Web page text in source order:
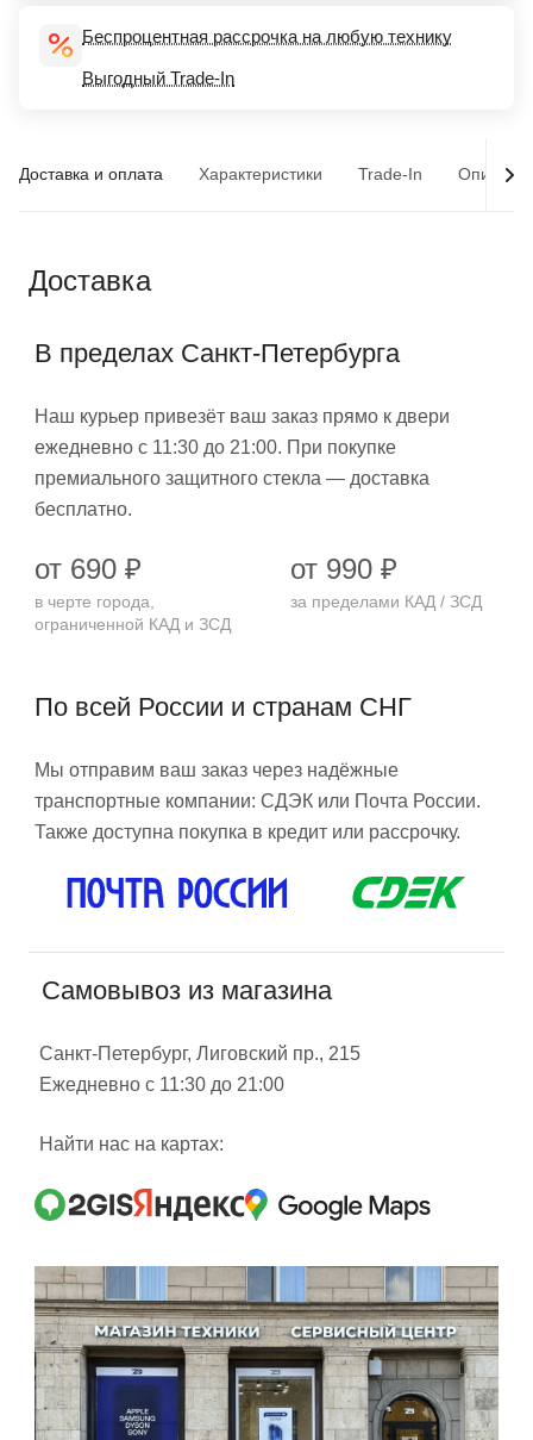
Беспроцентная рассрочка на любую технику
Выгодный Trade-In
Доставка и оплата Характеристики Trade-In
Доставка
В пределах Санкт-Петербурга
Наш курьер привезёт ваш заказ прямо к двери
ежедневно с 11:30 до 21:00. При покупке
премиального защитного стекла — доставка
бесплатно.
от 690 ₽
в черте города,
ограниченной КАД и ЗСД
от 990 ₽
за пределами КАД / ЗСД
По всей России и странам СНГ
Мы отправим ваш заказ через надёжные
транспортные компании: СДЭК или Почта России.
Также доступна покупка в кредит или рассрочку.
Самовывоз из магазина
Санкт-Петербург, Лиговский пр., 215
Ежедневно с 11:30 до 21:00
Найти нас на картах: